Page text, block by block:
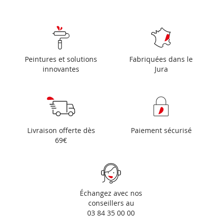
Peintures et solutions
innovantes
Fabriquées dans le
Jura
Livraison offerte dès
69€
Paiement sécurisé
Échangez avec nos
conseillers au
03 84 35 00 00